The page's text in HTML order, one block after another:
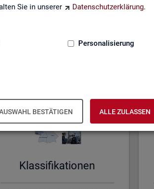
Sie in unserer
Datenschutzerklärung.
Personalisierung
BESTÄTIGEN ALLE ZULASSEN
Klas­si­fi­ka­tio­nen